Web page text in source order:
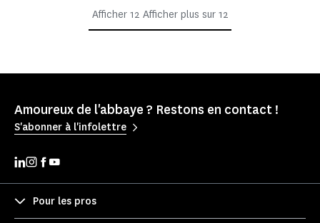
Afficher 12 Afficher plus sur 12
Amoureux de l'abbaye ? Restons en contact !
S'abonner à l'infolettre
Pour les pros